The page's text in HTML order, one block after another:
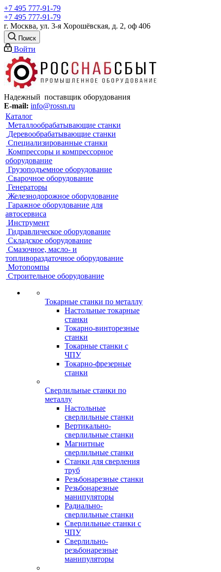
+7 495 777-91-79
+7 495 777-91-79
г. Москва, ул. 3-я Хорошёвская, д. 2, оф 406
Поиск
Войти
Надежный поставщик оборудования
E-mail: info@rossn.ru
Каталог
Металлообрабатывающие станки
Деревообрабатывающие станки
Специализированные станки
Компрессоры и компрессорное
оборудование
Грузоподъемное оборудование
Сварочное оборудование
Генераторы
Железнодорожное оборудование
Гаражное оборудование для
автосервиса
Инструмент
Гидравлическое оборудование
Складское оборудование
Смазочное, масло- и
топливораздаточное оборудование
Мотопомпы
Строительное оборудование
Токарные станки по металлу
Настольные токарные
станки
Токарно-винторезные
станки
Токарные станки с
ЧПУ
Токарно-фрезерные
станки
Сверлильные станки по
металлу
Настольные
сверлильные станки
Вертикально-
сверлильные станки
Магнитные
сверлильные станки
Станки для сверления
труб
Резьбонарезные станки
Резьбонарезные
манипуляторы
Радиально-
сверлильные станки
Сверлильные станки с
ЧПУ
Сверлильно-
резьбонарезные
манипуляторы